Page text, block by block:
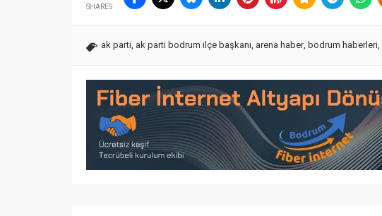
SHARES
ak parti ak parti bodrum ilçe başkanı arena haber, bodrum haberleri